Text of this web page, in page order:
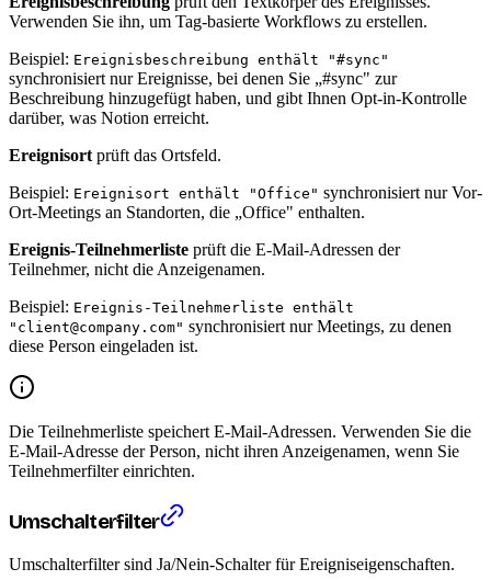
Verwenden Sie ihn, um Tag-basierte Workflows zu erstellen.
Beispiel: Ereignisbeschreibung enthält "#sync"
synchronisiert nur Ereignisse, bei denen Sie „#sync" zur
Beschreibung hinzugefügt haben, und gibt Ihnen Opt-in-Kontrolle
darüber, was Notion erreicht.
Ereignisort prüft das Ortsfeld.
Beispiel: Ereignisort enthält "Office" synchronisiert nur Vor-
Ort-Meetings an Standorten, die „Office" enthalten.
Ereignis-Teilnehmerliste prüft die E-Mail-Adressen der
Teilnehmer, nicht die Anzeigenamen.
Beispiel: Ereignis-Teilnehmerliste enthält
"client@company.com" synchronisiert nur Meetings, zu denen
diese Person eingeladen ist.
Die Teilnehmerliste speichert E-Mail-Adressen. Verwenden Sie die
E-Mail-Adresse der Person, nicht ihren Anzeigenamen, wenn Sie
Teilnehmerfilter einrichten.
Umschalterfilter
Umschalterfilter sind Ja/Nein-Schalter für Ereigniseigenschaften.